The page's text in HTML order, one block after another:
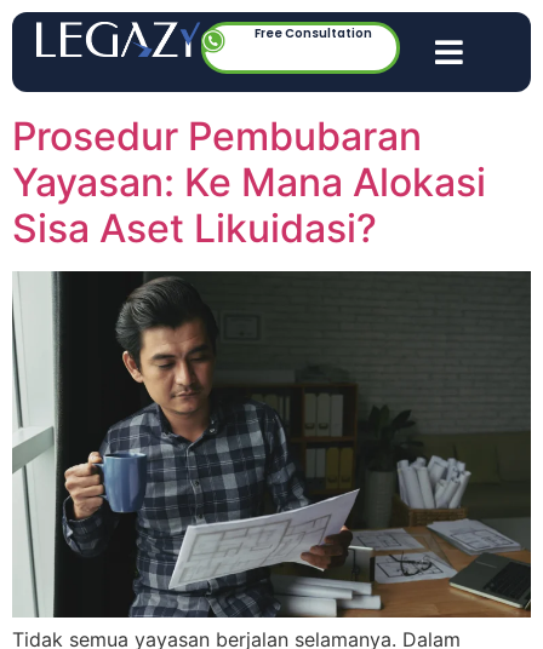
Free Consultation
Prosedur Pembubaran
Yayasan: Ke Mana Alokasi
Sisa Aset Likuidasi?
Tidak semua yayasan berjalan selamanya. Dalam